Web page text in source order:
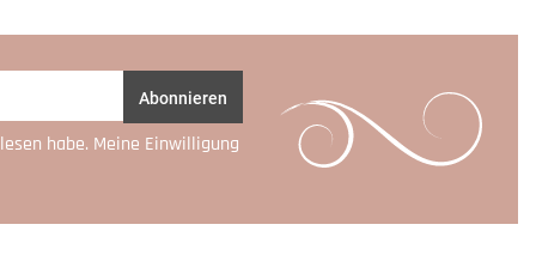
Abonnieren
habe. Meine Einwilligung